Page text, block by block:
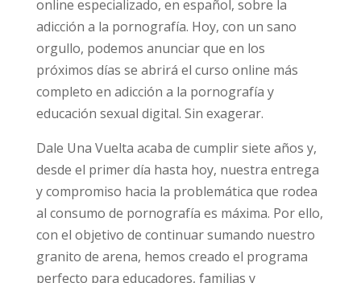
adicción a la pornografía. Hoy, con un sano
orgullo, podemos anunciar que en los
próximos días se abrirá el curso online más
completo en adicción a la pornografía y
educación sexual digital. Sin exagerar.
Dale Una Vuelta acaba de cumplir siete años
y, desde el primer día hasta hoy, nuestra
entrega y compromiso hacia la problemática
que rodea al consumo de pornografía es
máxima. Por ello, con el objetivo de continuar
sumando nuestro granito de arena, hemos
creado el programa perfecto para
info@daleunavuelta.org
de privacidad